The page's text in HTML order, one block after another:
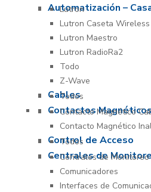
Automatización –
Lutron
Lutron Caseta Wireless
Lutron Maestro
Lutron RadioRa2
Todo
Z-Wave
Cables
Todos
Contactos
Contacto Magnético
Contacto Magnético
Control de Acceso
Todos
Centrales de
Centrales de
Comunicadores
Interfaces de